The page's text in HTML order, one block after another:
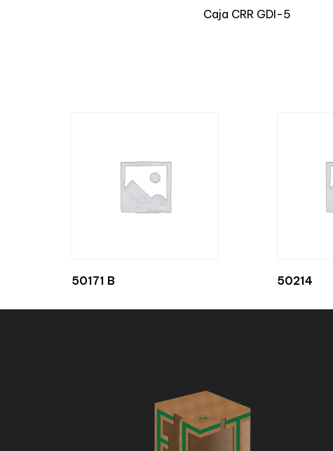
Caja CRR GDI-5
50171 B 50214